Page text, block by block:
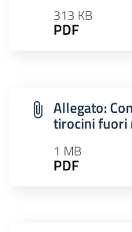
313 KB
PDF
Allegato:
tirocini fuori
1 MB
PDF